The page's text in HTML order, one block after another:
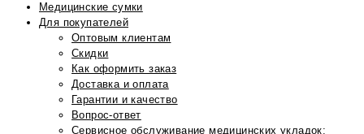
Медицинские сумки
Для покупателей
Оптовым клиентам
Скидки
Как оформить заказ
Доставка и оплата
Гарантии и качество
Вопрос-ответ
Сервисное обслуживание медицинских укладок: